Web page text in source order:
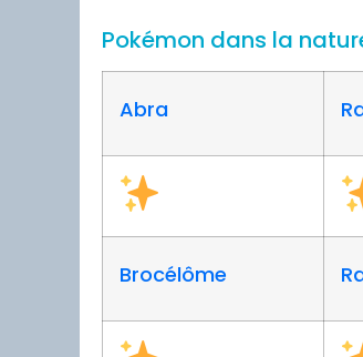
Pokémon dans la
Abra
Brocélôme